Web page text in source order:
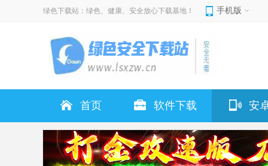
绿色下载站：绿色、健康、安全放心下载基地！ 手机版
首页 软件下载 安